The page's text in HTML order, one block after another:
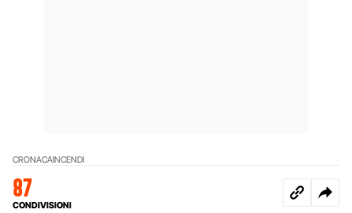
CRONACAINCENDI
87
CONDIVISIONI